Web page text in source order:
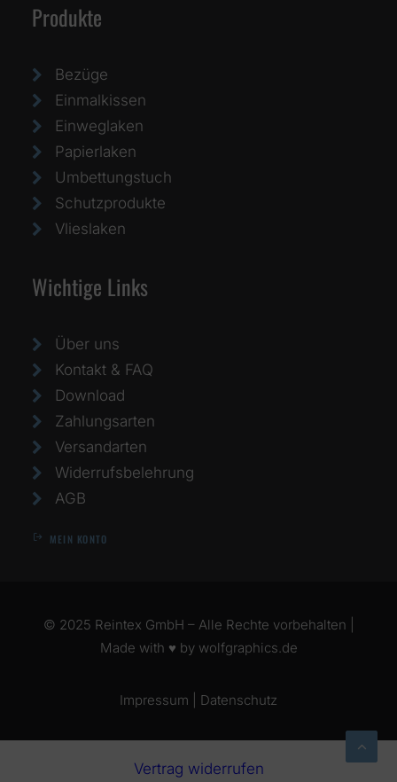
Produkte
Bezüge
Einmalkissen
Einweglaken
Papierlaken
Umbettungstuch
Schutzprodukte
Vlieslaken
Wichtige Links
Über uns
Kontakt & FAQ
Download
Zahlungsarten
Versandarten
Widerrufsbelehrung
AGB
MEIN KONTO
© 2025 Reintex GmbH – Alle Rechte vorbehalten |
Made with ♥ by wolfgraphics.de
Impressum Datenschutz
Vertrag widerrufen